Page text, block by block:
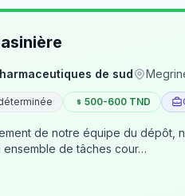
de sud
500-600 TND
de notre équipe du dépôt,
ensemble de tâches cour…